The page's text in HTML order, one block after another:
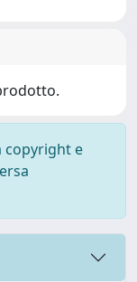
copyright e